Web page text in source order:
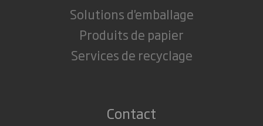
Solutions d'emballage
Produits de papier
Services de recyclage
Contact